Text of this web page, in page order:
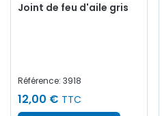
Joint de feu d'aile gris
Référence: 3918
12,00 € TTC